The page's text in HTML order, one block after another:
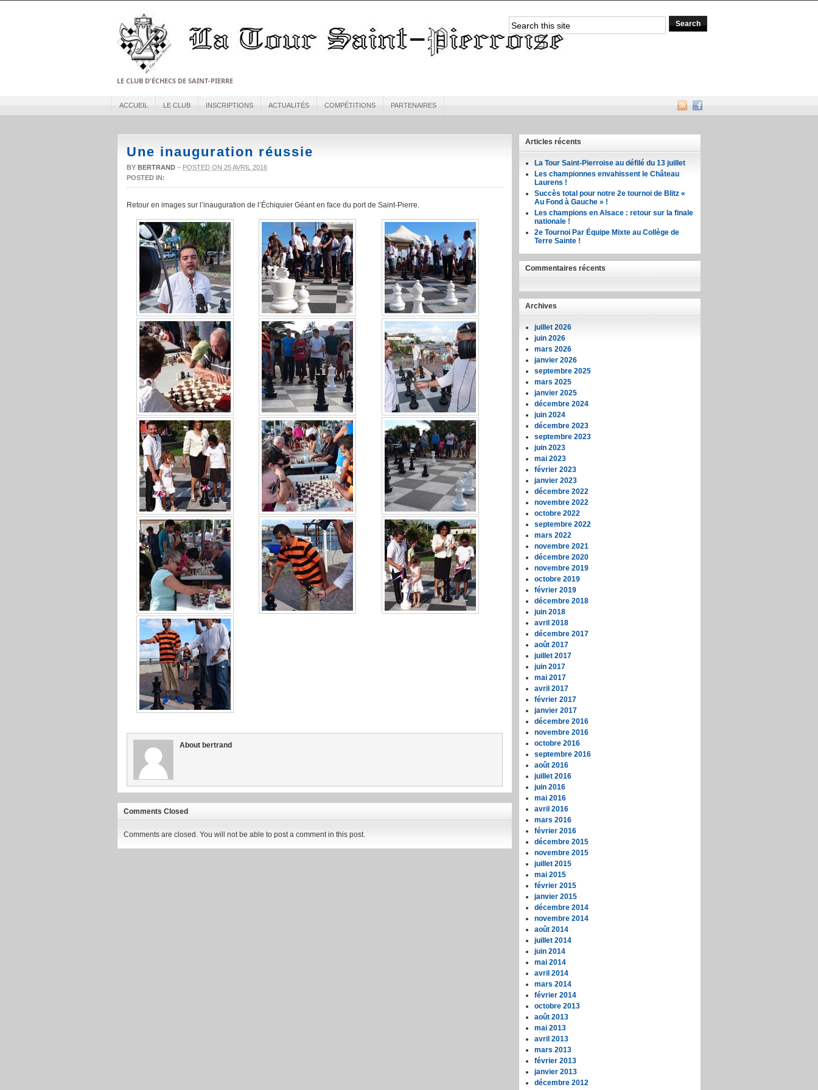
LE CLUB D'ÉCHECS DE SAINT-PIERRE
ACCUEIL LE CLUB INSCRIPTIONS ACTUALITÉS COMPÉTITIONS PARTENAIRES
Une inauguration réussie
BY BERTRAND – POSTED ON 25 AVRIL 2016
POSTED IN:
Retour en images sur l’inauguration de l’Échiquier Géant en face du port de Saint-Pierre.
About bertrand
Comments Closed
Comments are closed. You will not be able to post a comment in this post.
Articles récents
La Tour Saint-Pierroise au défilé du 13 juillet
Les championnes envahissent le Château
Laurens !
Succès total pour notre 2e tournoi de Blitz «
Au Fond à Gauche » !
Les champions en Alsace : retour sur la finale
nationale !
2e Tournoi Par Équipe Mixte au Collège de
Terre Sainte !
Commentaires récents
Archives
juillet 2026
juin 2026
mars 2026
janvier 2026
septembre 2025
mars 2025
janvier 2025
décembre 2024
juin 2024
décembre 2023
septembre 2023
juin 2023
mai 2023
février 2023
janvier 2023
décembre 2022
novembre 2022
octobre 2022
septembre 2022
mars 2022
novembre 2021
décembre 2020
novembre 2019
octobre 2019
février 2019
décembre 2018
juin 2018
avril 2018
décembre 2017
août 2017
juillet 2017
juin 2017
mai 2017
avril 2017
février 2017
janvier 2017
décembre 2016
novembre 2016
octobre 2016
septembre 2016
août 2016
juillet 2016
juin 2016
mai 2016
avril 2016
mars 2016
février 2016
décembre 2015
novembre 2015
juillet 2015
mai 2015
février 2015
janvier 2015
décembre 2014
novembre 2014
août 2014
juillet 2014
juin 2014
mai 2014
avril 2014
mars 2014
février 2014
octobre 2013
août 2013
mai 2013
avril 2013
mars 2013
février 2013
janvier 2013
décembre 2012